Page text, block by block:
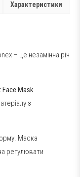
Характеристики
– це незамінна річ
Face Mask
з
Маска
регулювати